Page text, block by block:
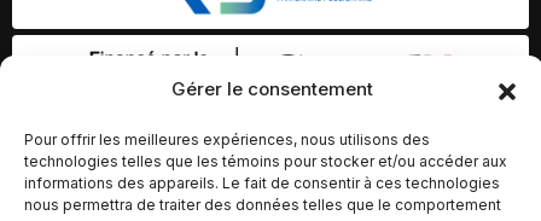
Gérer le consentement
Pour offrir les meilleures expériences, nous utilisons des
technologies telles que les témoins pour stocker et/ou accéder aux
informations des appareils. Le fait de consentir à ces technologies
nous permettra de traiter des données telles que le comportement